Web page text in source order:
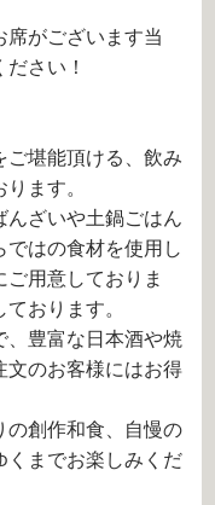
席がございます当
さい！
ご堪能頂ける、飲み
ます。
んざいや土鍋ごはん
ではの食材を使用し
用意しておりま
おります。
、豊富な日本酒や焼
文のお客様にはお得
の創作和食、自慢の
くまでお楽しみくだ